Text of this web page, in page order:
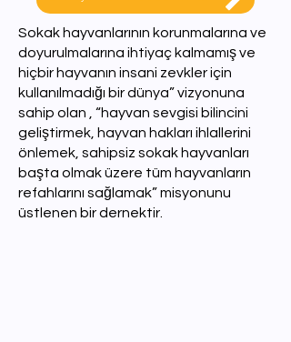
Sokak hayvanlarının korunmalarına ve
doyurulmalarına ihtiyaç kalmamış ve
hiçbir hayvanın insani zevkler için
kullanılmadığı bir dünya” vizyonuna
sahip olan , “hayvan sevgisi bilincini
geliştirmek, hayvan hakları ihlallerini
önlemek, sahipsiz sokak hayvanları
başta olmak üzere tüm hayvanların
refahlarını sağlamak” misyonunu
üstlenen bir dernektir.